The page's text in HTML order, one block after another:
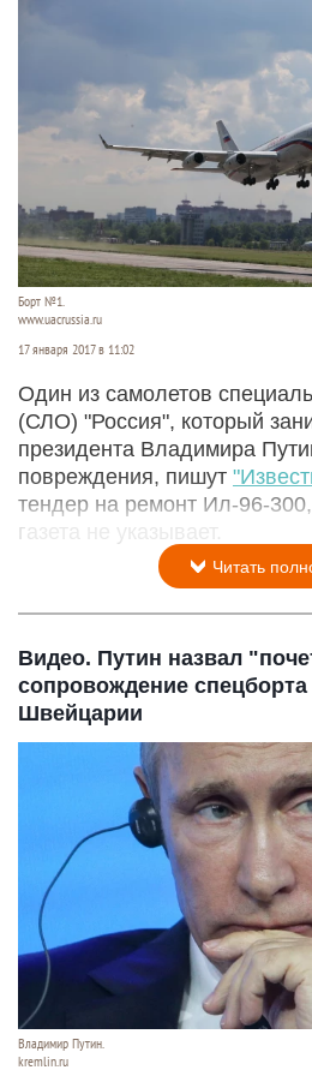
Борт №1.
www.uacrussia.ru
17 января 2017 в 11:02
Один из самолетов
(СЛО) "Россия", который
президента Владимира
повреждения, пишут
тендер на ремонт Ил-96-
газета не указывает.
Читать
Видео. Путин назвал
сопровождение
Швейцарии
Владимир Путин.
kremlin.ru